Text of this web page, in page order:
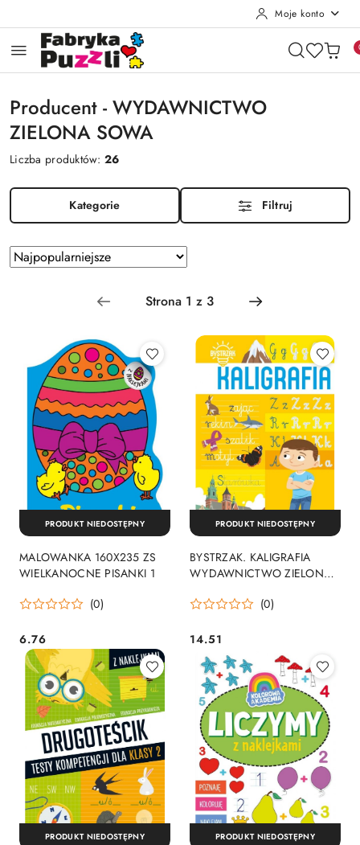
Moje konto
Producent - WYDAWNICTWO
ZIELONA SOWA
Liczba produktów:26
Kategorie Filtruj
Zastosowano
sortowanie:
Najpopularniejsze.
Sortuj
według
MALOWANKA 160X235 ZS
WIELKANOCNE PISANKI 1
(0)
Cena:
6.76
PRODUKT NIEDOSTĘPNY
BYSTRZAK. KALIGRAFIA
WYDAWNICTWO ZIELONA
(0)
Cena:
14.51
PRODUKT NIEDOSTĘPNY
PRODUKT NIEDOSTĘPNY PRODUKT NIEDOSTĘPNY